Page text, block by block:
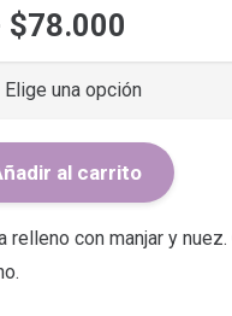
$78.000
de
precios:
$34.000
hasta
al carrito
relleno con manjar y